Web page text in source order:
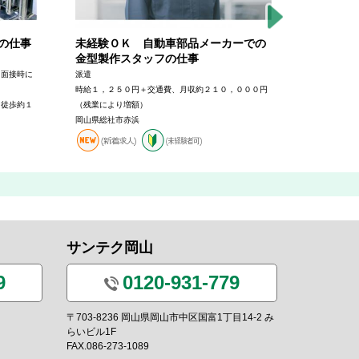
仕事
接時に
歩約１
未経験ＯＫ 自動車部品メーカーでの
金型製作スタッフの仕事
派遣
時給１，２５０円＋交通費、月収約２１０，０００円
（残業により増額）
岡山県総社市赤浜
サンテク岡山
0120-931-779
〒703-8236 岡山県岡山市中区国富1丁目14-2 み
らいビル1F
FAX.086-273-1089